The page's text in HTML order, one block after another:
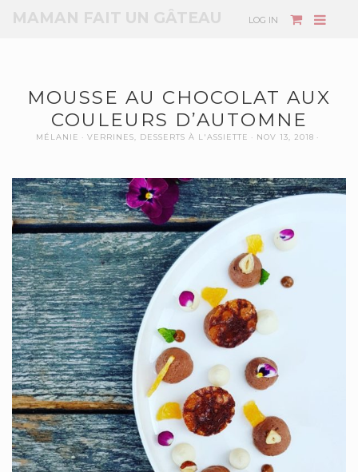
MAMAN FAIT UN GÂTEAU LOG IN
MOUSSE AU CHOCOLAT AUX
COULEURS D’AUTOMNE
MÉLANIE VERRINES, DESSERTS À L'ASSIETTE NOV 13, 2018